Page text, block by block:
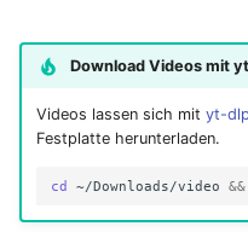
Download Videos mit
Videos lassen sich mit yt-dlp
Festplatte herunterladen.
cd ~/Downloads/video &&